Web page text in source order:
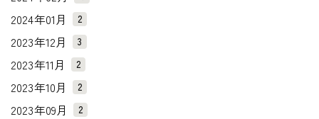
2024年01月 2
2023年12月 3
2023年11月 2
2023年10月 2
2023年09月 2